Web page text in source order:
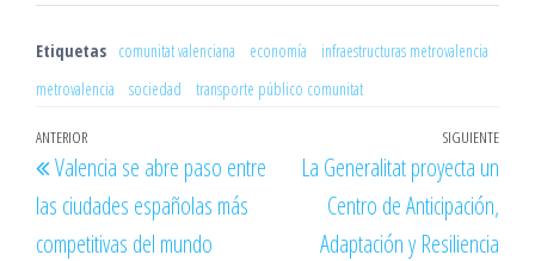
Etiquetas comunitat valenciana economía
infraestructuras metrovalencia
metrovalencia
sociedad transporte público comunitat
Navegación
de
entradas
Entrada
anterior
ANTERIOR
Valencia se abre paso entre
las ciudades españolas más
competitivas del mundo
SIGUIENTE
La Generalitat proyecta un
Centro de Anticipación,
Adaptación y Resiliencia